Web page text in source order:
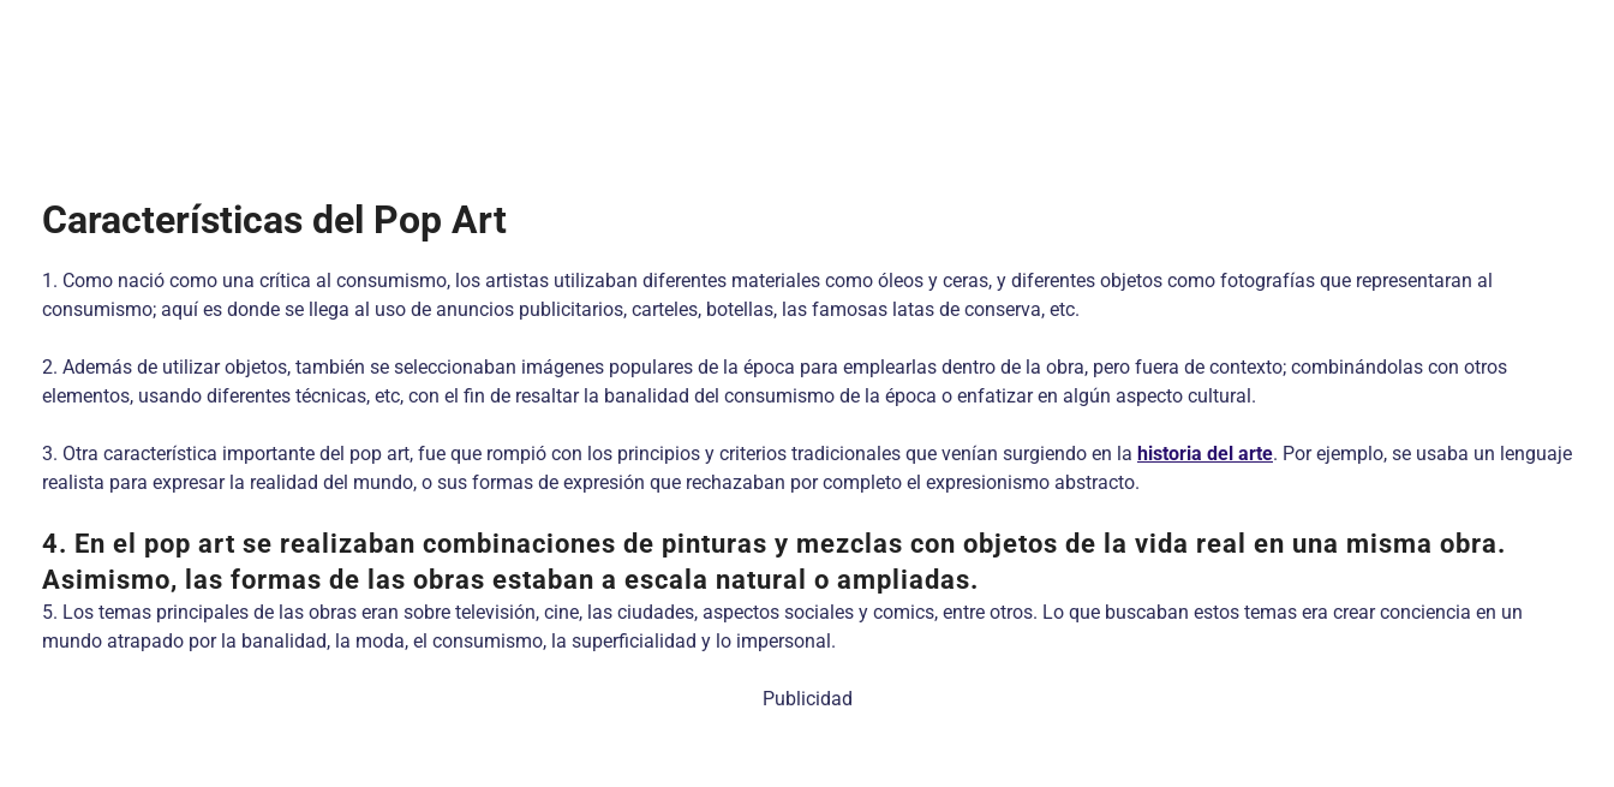
Características del Pop Art
1. Como nació como una crítica al consumismo, los artistas utilizaban diferentes materiales como óleos y ceras, y diferentes objetos como fotografías que representaran al
consumismo; aquí es donde se llega al uso de anuncios publicitarios, carteles, botellas, las famosas latas de conserva, etc.
2. Además de utilizar objetos, también se seleccionaban imágenes populares de la época para emplearlas dentro de la obra, pero fuera de contexto; combinándolas con otros
elementos, usando diferentes técnicas, etc, con el fin de resaltar la banalidad del consumismo de la época o enfatizar en algún aspecto cultural.
3. Otra característica importante del pop art, fue que rompió con los principios y criterios tradicionales que venían surgiendo en la historia del arte. Por ejemplo, se usaba un lenguaje
realista para expresar la realidad del mundo, o sus formas de expresión que rechazaban por completo el expresionismo abstracto.
4. En el pop art se realizaban combinaciones de pinturas y mezclas con objetos de la vida real en una misma obra.
Asimismo, las formas de las obras estaban a escala natural o ampliadas.
5. Los temas principales de las obras eran sobre televisión, cine, las ciudades, aspectos sociales y comics, entre otros. Lo que buscaban estos temas era crear conciencia en un
mundo atrapado por la banalidad, la moda, el consumismo, la superficialidad y lo impersonal.
Publicidad